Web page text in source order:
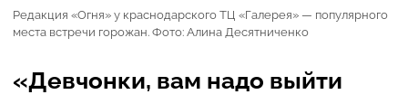
Редакция «Огня» у краснодарского ТЦ «Галерея» — популярного
места встречи горожан. Фото: Алина Десятниченко
«Девчонки, вам надо выйти